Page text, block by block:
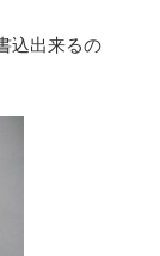
込出来るの